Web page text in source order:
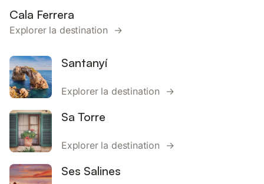
Cala Ferrera
Explorer la destination →
Santanyí
Explorer la destination →
Sa Torre
Explorer la destination →
Ses Salines